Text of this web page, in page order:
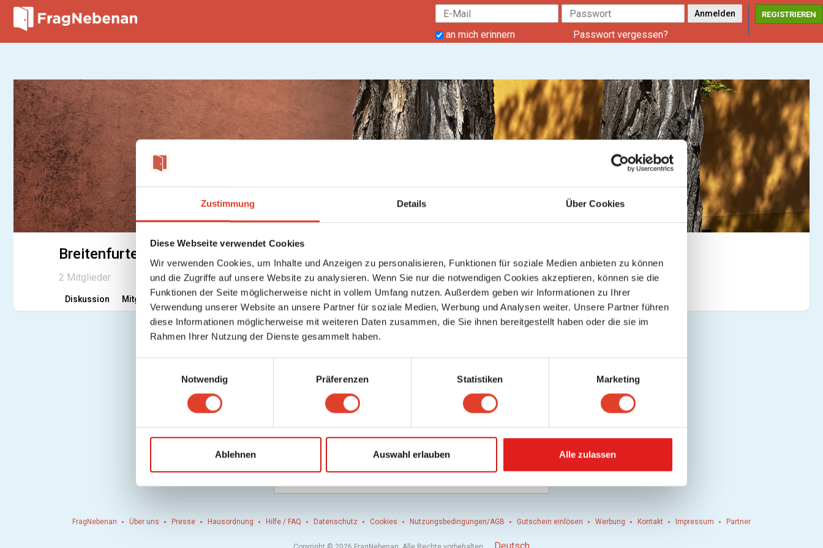
Zustimmung Details Über Cookies
Diese Webseite verwendet Cookies
Wir verwenden Cookies, um Inhalte und Anzeigen zu personalisieren, Funktionen für soziale Medien anbieten zu können
und die Zugriffe auf unsere Website zu analysieren. Wenn Sie nur die notwendigen Cookies akzeptieren, können sie die
Funktionen der Seite möglicherweise nicht in vollem Umfang nutzen. Außerdem geben wir Informationen zu Ihrer
Verwendung unserer Website an unsere Partner für soziale Medien, Werbung und Analysen weiter. Unsere Partner führen
diese Informationen möglicherweise mit weiteren Daten zusammen, die Sie ihnen bereitgestellt haben oder die sie im
Rahmen Ihrer Nutzung der Dienste gesammelt haben.
g
g
Notwendig Präferenzen Statistiken Marketing
Ablehnen Auswahl erlauben Alle zulassen
an mich erinnern Passwort vergessen?
REGISTRIEREN
Breitenfurterstr. 306-308
2 Mitglieder
Diskussion Mitglieder Fotos Videos Themen
FragNebenan Über uns Presse Hausordnung Hilfe / FAQ Datenschutz Cookies Nutzungsbedingungen/AGB Gutschein einlösen Werbung Kontakt Impressum Partner